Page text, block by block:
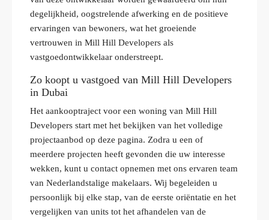
degelijkheid, oogstrelende afwerking en de positieve
ervaringen van bewoners, wat het groeiende
vertrouwen in Mill Hill Developers als
vastgoedontwikkelaar onderstreept.
Zo koopt u vastgoed van Mill Hill Developers
in Dubai
Het aankooptraject voor een woning van Mill Hill
Developers start met het bekijken van het volledige
projectaanbod op deze pagina. Zodra u een of
meerdere projecten heeft gevonden die uw interesse
wekken, kunt u contact opnemen met ons ervaren team
van Nederlandstalige makelaars. Wij begeleiden u
persoonlijk bij elke stap, van de eerste oriëntatie en het
vergelijken van units tot het afhandelen van de